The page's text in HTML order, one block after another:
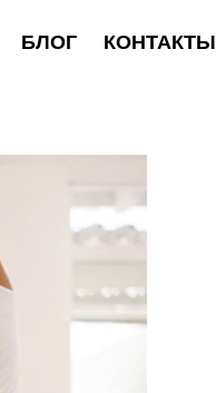
КОНТАКТЫ ОТЗЫВЫ